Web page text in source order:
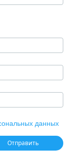
данных